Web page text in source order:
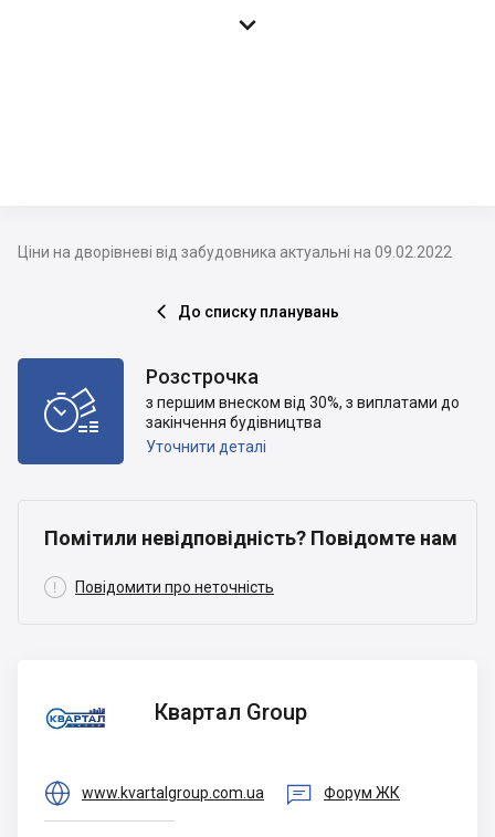

Ціни на дворівневі від забудовника актуальні на 09.02.2022
 До списку планувань

Розстрочка
з першим внеском від 30%, з виплатами до
закінчення будівництва
Уточнити деталі
Помітили невідповідність? Повідомте нам
 Повідомити про неточність
Group
Квартал Group
 www.kvartalgroup.com.ua  Форум ЖК